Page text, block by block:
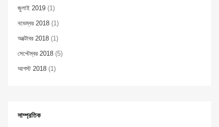
জুলাই 2019 (1)
নভেম্বর 2018 (1)
অক্টোবর 2018 (1)
সেপ্টেম্বর 2018 (5)
আগস্ট 2018 (1)
সাম্প্রতিক